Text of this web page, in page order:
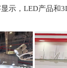
示，LED产品和